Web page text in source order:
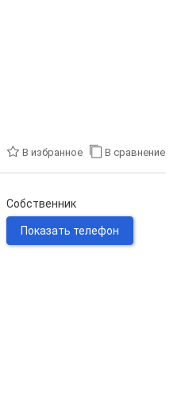
В избранное В сравнение
Собственник
Показать телефон